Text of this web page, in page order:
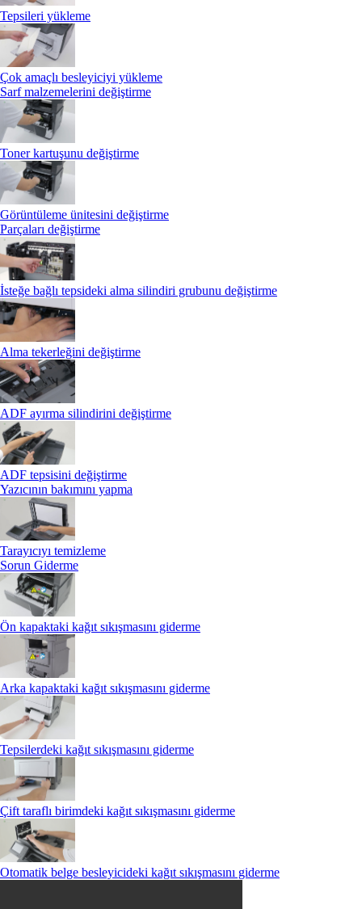
Tepsileri yükleme
Çok amaçlı besleyiciyi yükleme
Sarf malzemelerini değiştirme
Toner kartuşunu değiştirme
Görüntüleme ünitesini değiştirme
Parçaları değiştirme
İsteğe bağlı tepsideki alma silindiri grubunu değiştirme
Alma tekerleğini değiştirme
ADF ayırma silindirini değiştirme
ADF tepsisini değiştirme
Yazıcının bakımını yapma
Tarayıcıyı temizleme
Sorun Giderme
Ön kapaktaki kağıt sıkışmasını giderme
Arka kapaktaki kağıt sıkışmasını giderme
Tepsilerdeki kağıt sıkışmasını giderme
Çift taraflı birimdeki kağıt sıkışmasını giderme
Otomatik belge besleyicideki kağıt sıkışmasını giderme